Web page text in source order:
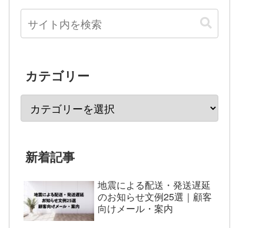
カテゴリー
新着記事
地震による配送・発送遅延
のお知らせ文例25選｜顧客
向けメール・案内